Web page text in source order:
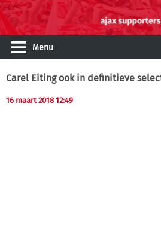
Menu
Carel Eiting ook in definitieve
16 maart 2018 12:49